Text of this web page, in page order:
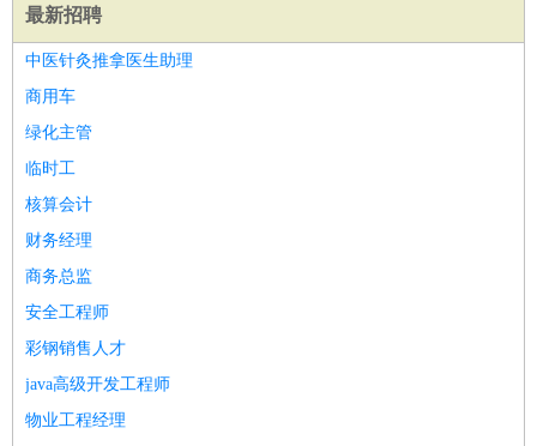
最新招聘
中医针灸推拿医生助理
商用车
绿化主管
临时工
核算会计
财务经理
商务总监
安全工程师
彩钢销售人才
java高级开发工程师
物业工程经理